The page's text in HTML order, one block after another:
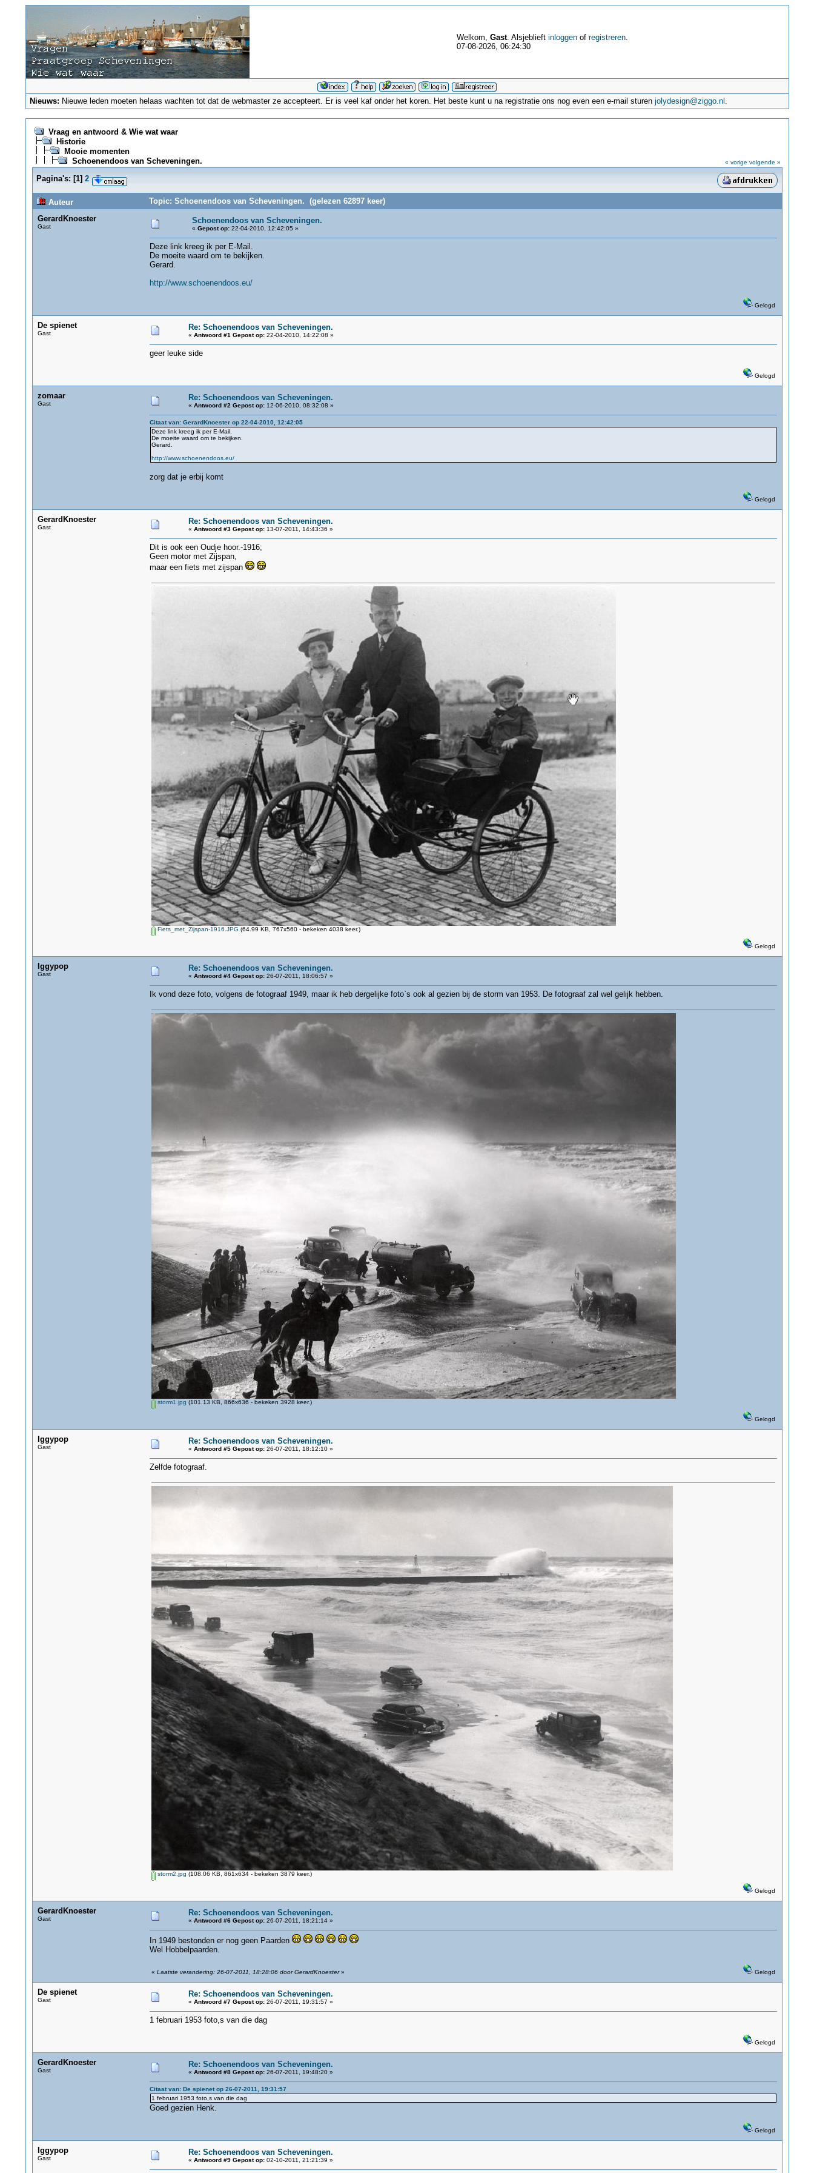
Welkom, Gast. Alsjeblieft inloggenof registreren.
07-08-2026, 06:24:30
Nieuws: Nieuwe leden moeten helaas wachten tot dat de webmaster ze accepteert. Er is veel kaf onder het koren. Het beste kunt u na registratie ons nog even een e-mail sturenjolydesign@ziggo.nl .
Vraag en antwoord & Wie wat waar
Historie
Mooie momenten
Schoenendoos van Scheveningen.
« vorige volgende »
Pagina's: [1] 2
Auteur
Topic: Schoenendoos van Scheveningen. (gelezen 62897 keer)
GerardKnoester
Gast
Schoenendoos van Scheveningen.
« Gepost op:22-04-2010, 12:42:05 »
Deze link kreeg ik per E-Mail.
De moeite waard om te bekijken.
Gerard.
http://www.schoenendoos.eu/
Gelogd
De spienet
Gast
Re: Schoenendoos van Scheveningen.
« Antwoord #1 Gepost op:22-04-2010, 14:22:08 »
geer leuke side
Gelogd
zomaar
Gast
Re: Schoenendoos van Scheveningen.
« Antwoord #2 Gepost op:12-06-2010, 08:32:08 »
Citaat van: GerardKnoester op 22-04-2010, 12:42:05
Deze link kreeg ik per E-Mail.
De moeite waard om te bekijken.
Gerard.
http://www.schoenendoos.eu/
zorg dat je erbij komt
Gelogd
GerardKnoester
Gast
Re: Schoenendoos van Scheveningen.
« Antwoord #3 Gepost op:13-07-2011, 14:43:36 »
Dit is ook een Oudje hoor.-1916;
Geen motor met Zijspan,
maar een fiets met zijspan
Fiets_met_Zijspan-1916.JPG (64.99 KB, 767x560 - bekeken 4038 keer.)
Gelogd
Iggypop
Gast
Re: Schoenendoos van Scheveningen.
« Antwoord #4 Gepost op:26-07-2011, 18:06:57 »
Ik vond deze foto, volgens de fotograaf 1949, maar ik heb dergelijke foto`s ook al gezien bij de storm van 1953. De fotograaf zal wel gelijk hebben.
storm1.jpg (101.13 KB, 866x636 - bekeken 3928 keer.)
Gelogd
Iggypop
Gast
Re: Schoenendoos van Scheveningen.
« Antwoord #5 Gepost op:26-07-2011, 18:12:10 »
Zelfde fotograaf.
storm2.jpg (108.06 KB, 861x634 - bekeken 3879 keer.)
Gelogd
GerardKnoester
Gast
Re: Schoenendoos van Scheveningen.
« Antwoord #6 Gepost op:26-07-2011, 18:21:14 »
In 1949 bestonden er nog geen Paarden
Wel Hobbelpaarden.
« Laatste verandering: 26-07-2011, 18:28:06 door GerardKnoester» Gelogd
De spienet
Gast
Re: Schoenendoos van Scheveningen.
« Antwoord #7 Gepost op:26-07-2011, 19:31:57 »
1 februari 1953 foto,s van die dag
Gelogd
GerardKnoester
Gast
Re: Schoenendoos van Scheveningen.
« Antwoord #8 Gepost op:26-07-2011, 19:48:20 »
Citaat van: De spienet op 26-07-2011, 19:31:57
1 februari 1953 foto,s van die dag
Goed gezien Henk.
Gelogd
Iggypop
Gast
Re: Schoenendoos van Scheveningen.
« Antwoord #9 Gepost op:02-10-2011, 21:21:39 »